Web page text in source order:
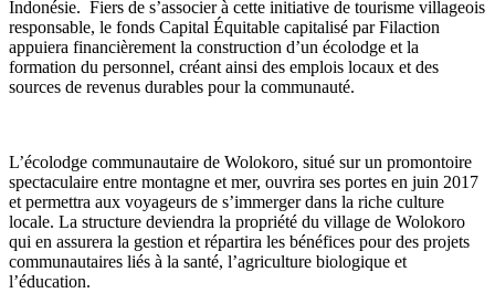
Indonésie. Fiers de s’associer à cette initiative de tourisme villageois
responsable, le fonds Capital Équitable capitalisé par Filaction
appuiera financièrement la construction d’un écolodge et la
formation du personnel, créant ainsi des emplois locaux et des
sources de revenus durables pour la communauté.
L’écolodge communautaire de Wolokoro, situé sur un promontoire
spectaculaire entre montagne et mer, ouvrira ses portes en juin 2017
et permettra aux voyageurs de s’immerger dans la riche culture
locale. La structure deviendra la propriété du village de Wolokoro
qui en assurera la gestion et répartira les bénéfices pour des projets
communautaires liés à la santé, l’agriculture biologique et
l’éducation.